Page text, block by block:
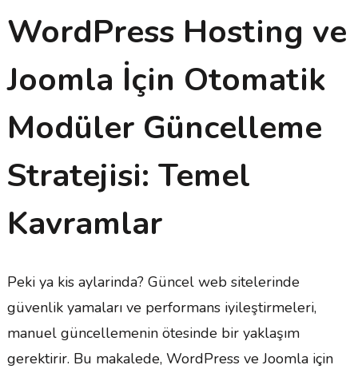
WordPress Hosting ve
Joomla İçin Otomatik
Modüler Güncelleme
Stratejisi: Temel
Kavramlar
Peki ya kis aylarinda? Güncel web sitelerinde
güvenlik yamaları ve performans iyileştirmeleri,
manuel güncellemenin ötesinde bir yaklaşım
gerektirir. Bu makalede, WordPress ve Joomla için